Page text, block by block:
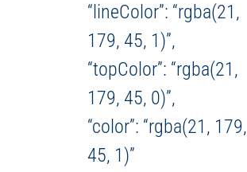
“lineColor”: “rgba(21,
179, 45, 1)”,
“topColor”: “rgba(21,
179, 45, 0)”,
“color”: “rgba(21, 179,
45, 1)”